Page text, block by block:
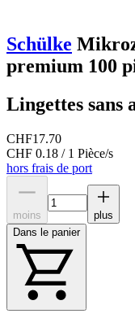
Schülke
premium 100
Lingettes sans
CHF17.70
CHF 0.18 / 1 Pièce/s
hors frais de port
moins
plus
Dans le panier